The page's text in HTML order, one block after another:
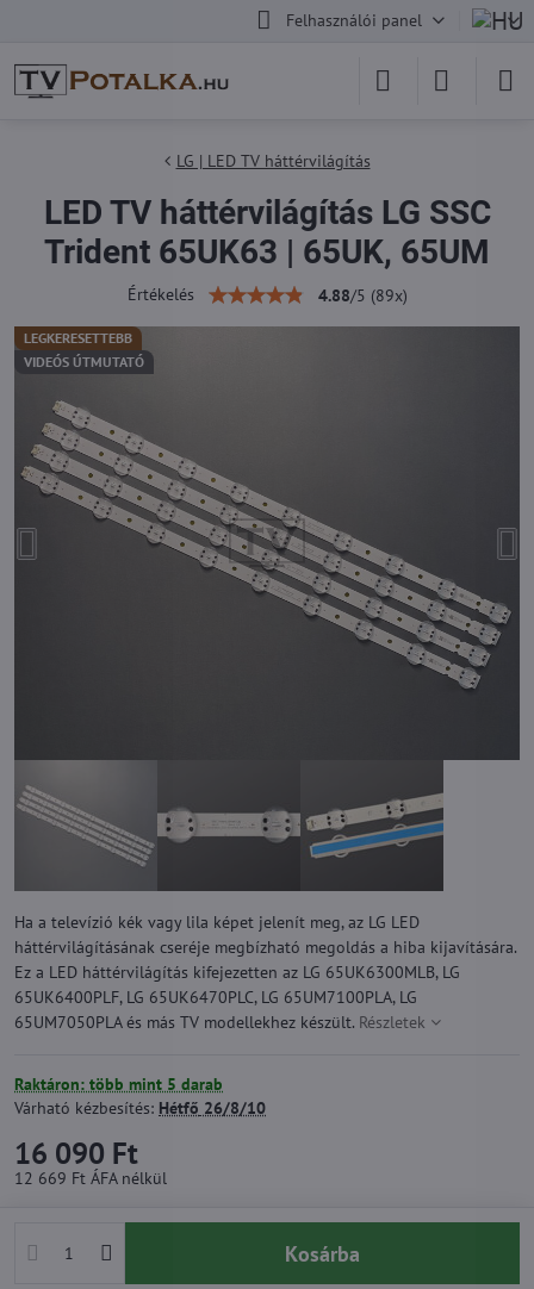
Felhasználói panel
LEGKERESETTEBB
VIDEÓS ÚTMUTATÓ
LG | LED TV háttérvilágítás
LED TV háttérvilágítás LG SSC
Trident 65UK63 | 65UK, 65UM
Értékelés 4.88/5 (89x)
Ha a televízió kék vagy lila képet jelenít meg, az LG LED
háttérvilágításának cseréje megbízható megoldás a hiba kijavítására.
Ez a LED háttérvilágítás kifejezetten az LG 65UK6300MLB, LG
65UK6400PLF, LG 65UK6470PLC, LG 65UM7100PLA, LG
65UM7050PLA és más TV modellekhez készült. Részletek
Raktáron: több mint 5 darab
Várható kézbesítés: Hétfő 26/8/10
16 090 Ft
12 669 Ft ÁFA nélkül
Kosárba